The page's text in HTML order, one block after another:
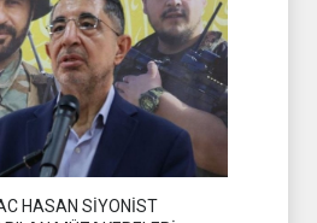
HASAN SİYONİST